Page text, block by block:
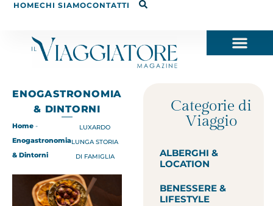
HOMECHI SIAMOCONTATTI
ENOGASTRONOMIA
& DINTORNI
Home -
Enogastronomia
& Dintorni
LUXARDO
LUNGA STORIA
DI FAMIGLIA
Categorie di
Viaggio
ALBERGHI &
LOCATION
BENESSERE &
LIFESTYLE